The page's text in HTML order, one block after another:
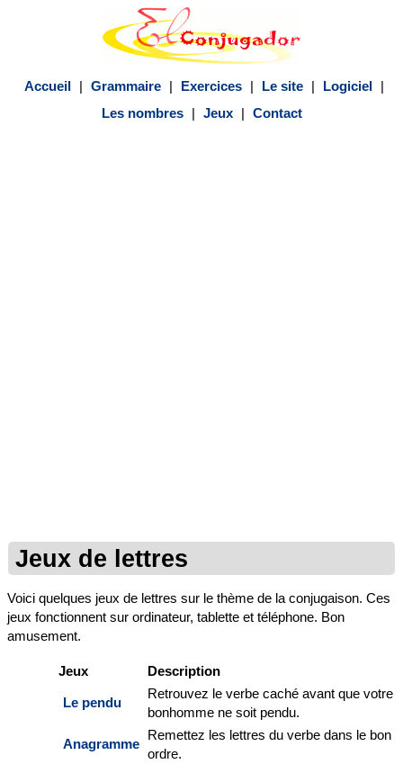
Accueil | Grammaire | Exercices | Le site | Logiciel
|
Les nombres
| Jeux | Contact
Jeux de lettres
Voici quelques jeux de lettres sur le thème de la conjugaison. Ces
jeux fonctionnent sur ordinateur, tablette et téléphone. Bon
amusement.
Jeux Description
Le pendu
Retrouvez le verbe caché avant que votre
bonhomme ne soit pendu.
Anagramme
Remettez les lettres du verbe dans le bon
ordre.